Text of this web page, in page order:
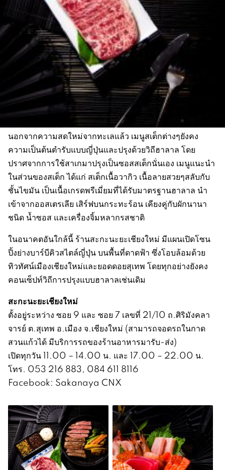
นอกจากความสดใหม่จากทะเลแล้ว เมนูสเต็กต่างๆยังคง
ความเป็นต้นตำรับแบบญี่ปุ่นและปรุงด้วยวิถีฮาลาล โดย
ปราศจากการใช้สาเกมาปรุงเป็นซอสสเต็กนั่นเอง เมนูแนะนำ
ในส่วนของสเต็ก ได้แก่ สเต็กเนื้อวากิว เนื้อลายสวยๆสลับกับ
ชั้นไขมัน เป็นเนื้อเกรดพรีเมี่ยมที่ได้รับมาตรฐานฮาลาล นำ
เข้าจากออสเตรเลีย เสิร์ฟบนกระทะร้อน เคียงคู่กับผักนานา
ชนิด น้ำซอส และเครื่องจิ้มหลากรสชาติ
ในอนาคตอันใกล้นี้ ร้านสะกะนะยะเชียงใหม่ มีแผนเปิดโซน
ปิ้งย่างบาร์บีคิวสไตล์ญี่ปุ่น บนพื้นที่ดาดฟ้า ซึ่งโอบล้อมด้วย
ทิวทัศน์เมืองเชียงใหม่และยอดดอยสุเทพ โดยทุกอย่างยังคง
คอนเซ็ปท์วิถีการปรุงแบบฮาลาลเช่นเดิม
สะกะนะยะเชียงใหม่
ตั้งอยู่ระหว่าง ซอย 9 และ ซอย 7 เลขที่ 21/10 ถ.ศิริมังคลา
จารย์ ต.สุเทพ อ.เมือง จ.เชียงใหม่ (สามารถจอดรถในกาด
สวนแก้วได้ มีบริการรถของร้านอาหารมารับ-ส่ง)
เปิดทุกวัน 11.00 – 14.00 น. และ 17.00 – 22.00 น.
โทร. 053 216 883, 084 611 8116
Facebook: Sakanaya CNX